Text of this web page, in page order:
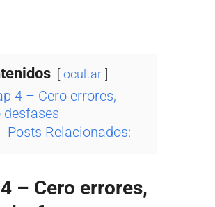
ocultar
4 – Cero errores,
desfases
Posts Relacionados:
– Cero errores,